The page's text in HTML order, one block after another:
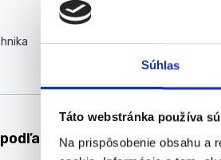
Súhlas
Táto webstránka používa
Na prispôsobenie obsahu a
70l/
Na
8
dni)
ceny